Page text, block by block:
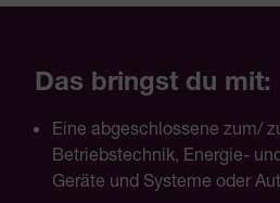
Das bringst du mit:
Eine abgeschlossene zum/
Betriebstechnik, Energie-
Geräte und Systeme oder